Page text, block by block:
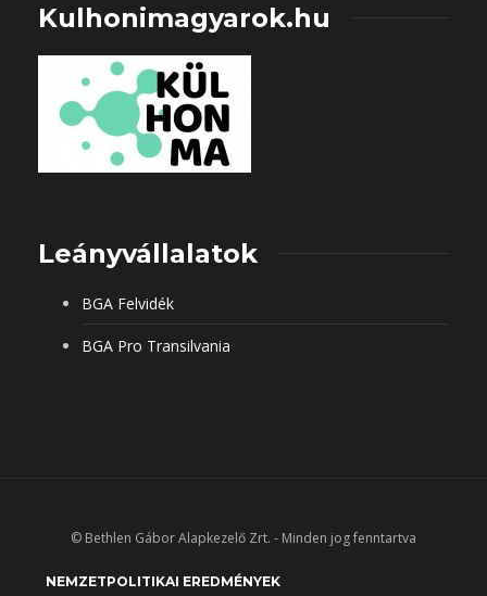
Kulhonimagyarok.hu
Leányvállalatok
BGA Felvidék
BGA Pro Transilvania
© Bethlen Gábor Alapkezelő Zrt. - Minden jog fenntartva
NEMZETPOLITIKAI EREDMÉNYEK